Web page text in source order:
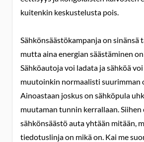
kuitenkin keskustelusta pois.
Sähkönsäästökampanja on sinänsä
mutta aina energian säästäminen
Sähköautoja voi ladata ja sähköä
muutoinkin normaalisti suurimman
Ainoastaan joskus on sähköpula
muutaman tunnin kerrallaan. Siihen
sähkönsäästö auta yhtään mitään,
tiedotuslinja on mikä on. Kai me